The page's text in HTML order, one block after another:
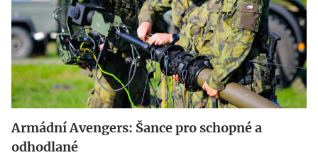
Armádní Avengers: Šance pro schopné a
odhodlané